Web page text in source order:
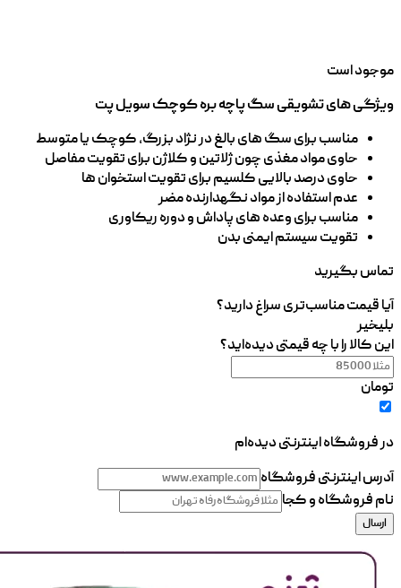
موجود است
ویژگی های تشویقی سگ پاچه بره کوچک سویل پت
مناسب برای سگ های بالغ در نژاد بزرگ، کوچک یا متوسط
حاوی مواد مغذی چون ژلاتین و کلاژن برای تقویت مفاصل
حاوی درصد بالایی کلسیم برای تقویت استخوان ها
عدم استفاده از مواد نگهدارنده مضر
مناسب برای وعده های پاداش و دوره ریکاوری
تقویت سیستم ایمنی بدن
تماس بگیرید
آیا قیمت مناسب‌تری سراغ دارید؟
بلیخیر
این کالا را با چه قیمتی دیده‌اید؟
تومان
در فروشگاه اینترنتی دیده‌ام
آدرس اینترنتی فروشگاه
نام فروشگاه و کجا